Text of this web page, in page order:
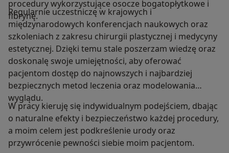
procedury wykorzystujące osocze bogatopłytkowe i
fibrynę.
Regularnie uczestniczę w krajowych i
międzynarodowych konferencjach naukowych oraz
szkoleniach z zakresu chirurgii plastycznej i medycyny
estetycznej. Dzięki temu stale poszerzam wiedzę oraz
doskonalę swoje umiejętności, aby oferować
pacjentom dostęp do najnowszych i najbardziej
bezpiecznych metod leczenia oraz modelowania
wyglądu.
W pracy kieruję się indywidualnym podejściem, dbając
o naturalne efekty i bezpieczeństwo każdej procedury,
a moim celem jest podkreślenie urody oraz
przywrócenie pewności siebie moim pacjentom.